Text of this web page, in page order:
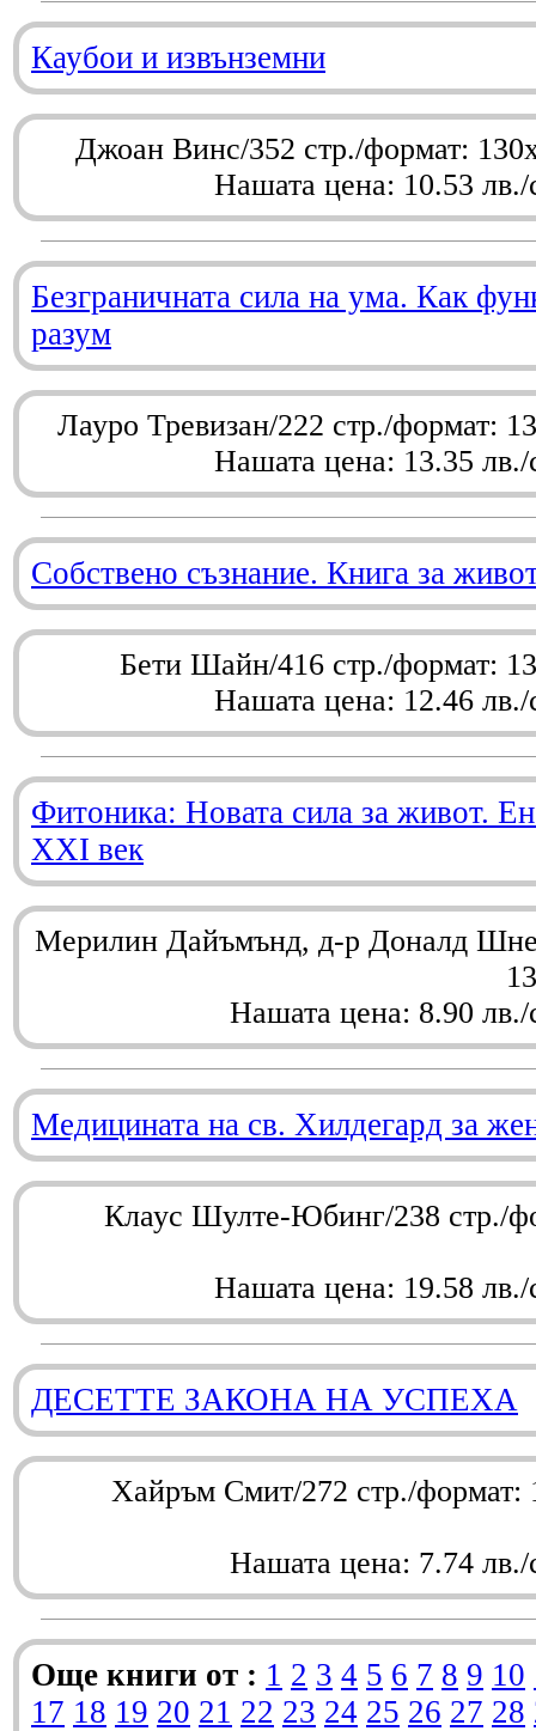
Каубои и извънземни
Джоан Винс/352 стр./формат:
Нашата цена: 10.53 лв./
Безграничната сила на ума. Как
разум
Лауро Тревизан/222 стр./формат:
Нашата цена: 13.35 лв./
Собствено съзнание. Книга за
Бети Шайн/416 стр./формат:
Нашата цена: 12.46 лв./
Фитоника: Новата сила за живот.
XXI век
Мерилин Дайъмънд, д-р Доналд
Нашата цена: 8.90 лв./
Медицината на св. Хилдегард за
Клаус Шулте-Юбинг/238 стр./
Нашата цена: 19.58 лв./
ДЕСЕТТЕ ЗАКОНА НА УСПЕХА
Хайръм Смит/272 стр./
Нашата цена: 7.74 лв./
Още книги от : 1 2 3 4 5 6 7 8 9 10
17 18 19 20 21 22 23 24 25 26 27 28